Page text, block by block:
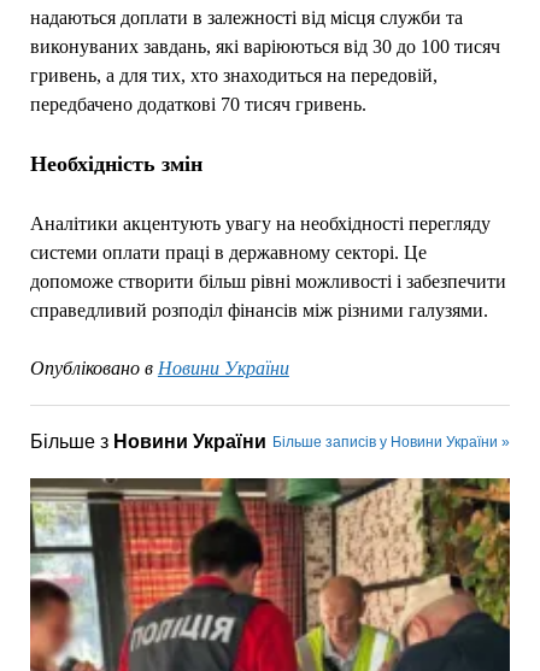
надаються доплати в залежності від місця служби та
виконуваних завдань, які варіюються від 30 до 100 тисяч
гривень, а для тих, хто знаходиться на передовій,
передбачено додаткові 70 тисяч гривень.
Необхідність змін
Аналітики акцентують увагу на необхідності перегляду
системи оплати праці в державному секторі. Це
допоможе створити більш рівні можливості і забезпечити
справедливий розподіл фінансів між різними галузями.
Опубліковано в Новини України
Більше з Новини України Більше записів у Новини України »